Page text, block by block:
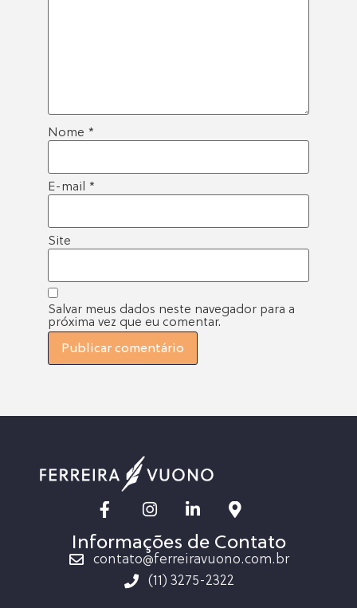
Nome *
E-mail *
Site
Salvar meus dados neste navegador para a
próxima vez que eu comentar.
Informações de Contato
contato@ferreiravuono.com.br
(11) 3275-2322